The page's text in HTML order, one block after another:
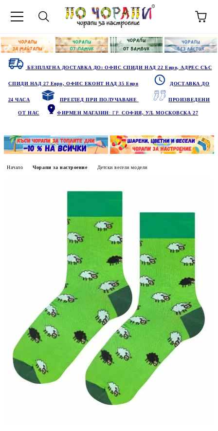
БЕЗПЛАТНА ДОСТАВКА ДО: ОФИС СПИДИ НАД 22 Евро, АДРЕС СЪС
СПИДИ НАД 27 Евро, ОФИС ЕКОНТ НАД 35 Евро ДОСТАВКА ДО
24 ЧАСА ПРЕГЛЕД ПРИ ПОЛУЧАВАНЕ ПРОИЗВЕДЕНИ
ОТ НАС ФИРМЕН МАГАЗИН: ГР.СОФИЯ, УЛ. МОСКОВСКА 27
Начало Чорапи за настроение Детски весели модели